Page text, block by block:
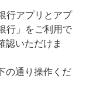
行アプリとアプ
行」をご利用で
認いただけま
の通り操作くだ